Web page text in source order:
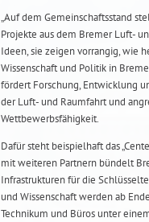
„Auf dem Gemeinschaftsstand
Projekte aus dem Bremer Luft-
Ideen, sie zeigen vorrangig, wie
Wissenschaft und Politik in
fördert Forschung, Entwicklung
der Luft- und Raumfahrt und
Wettbewerbsfähigkeit.
Dafür steht beispielhaft das
mit weiteren Partnern bündelt
Infrastrukturen für die
und Wissenschaft werden ab
Technikum und Büros unter